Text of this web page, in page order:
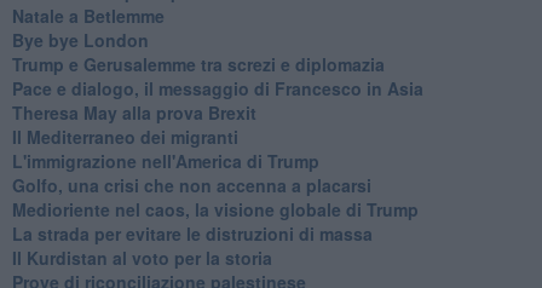
Natale a Betlemme
Bye bye London
Trump e Gerusalemme tra screzi e diplomazia
Pace e dialogo, il messaggio di Francesco in Asia
Theresa May alla prova Brexit
Il Mediterraneo dei migranti
L'immigrazione nell'America di Trump
Golfo, una crisi che non accenna a placarsi
Medioriente nel caos, la visione globale di Trump
La strada per evitare le distruzioni di massa
Il Kurdistan al voto per la storia
Prove di riconciliazione palestinese